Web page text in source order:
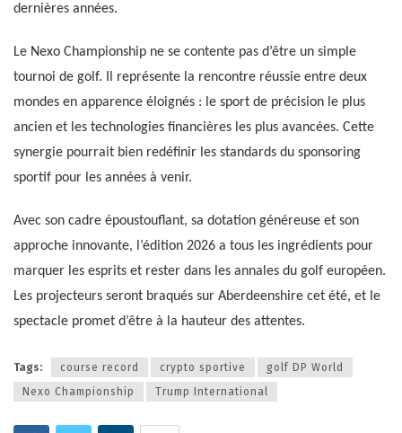
dernières années.
Le Nexo Championship ne se contente pas d’être un simple
tournoi de golf. Il représente la rencontre réussie entre deux
mondes en apparence éloignés : le sport de précision le plus
ancien et les technologies financières les plus avancées. Cette
synergie pourrait bien redéfinir les standards du sponsoring
sportif pour les années à venir.
Avec son cadre époustouflant, sa dotation généreuse et son
approche innovante, l’édition 2026 a tous les ingrédients pour
marquer les esprits et rester dans les annales du golf européen.
Les projecteurs seront braqués sur Aberdeenshire cet été, et le
spectacle promet d’être à la hauteur des attentes.
Tags: course record crypto sportive
golf DP World
Nexo Championship
Trump International